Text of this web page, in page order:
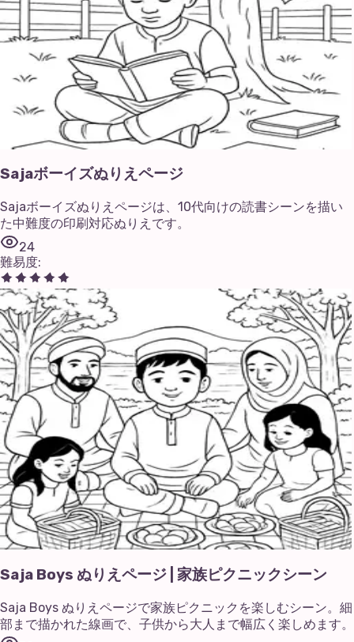
Sajaボーイズぬりえページ
Sajaボーイズぬりえページは、10代向けの読書シーンを描い
た中難度の印刷対応ぬりえです。
24
難易度:
Saja Boys ぬりえページ | 家族ピクニックシーン
Saja Boys ぬりえページで家族ピクニックを楽しむシーン。細
部まで描かれた線画で、子供から大人まで幅広く楽しめます。